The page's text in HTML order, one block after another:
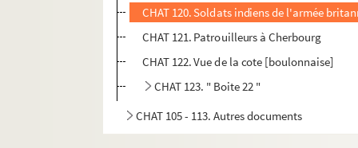
CHAT 120. Soldats indiens de l'armée
CHAT 121. Patrouilleurs à Cherbourg
CHAT 122. Vue de la cote [boulonnaise]
CHAT 123. " Boite 22 "
CHAT 105 - 113. Autres documents